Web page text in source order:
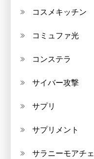
コスメキッチン
コミュファ光
コンステラ
サイバー攻撃
サプリ
サプリメント
サラニーモアチ